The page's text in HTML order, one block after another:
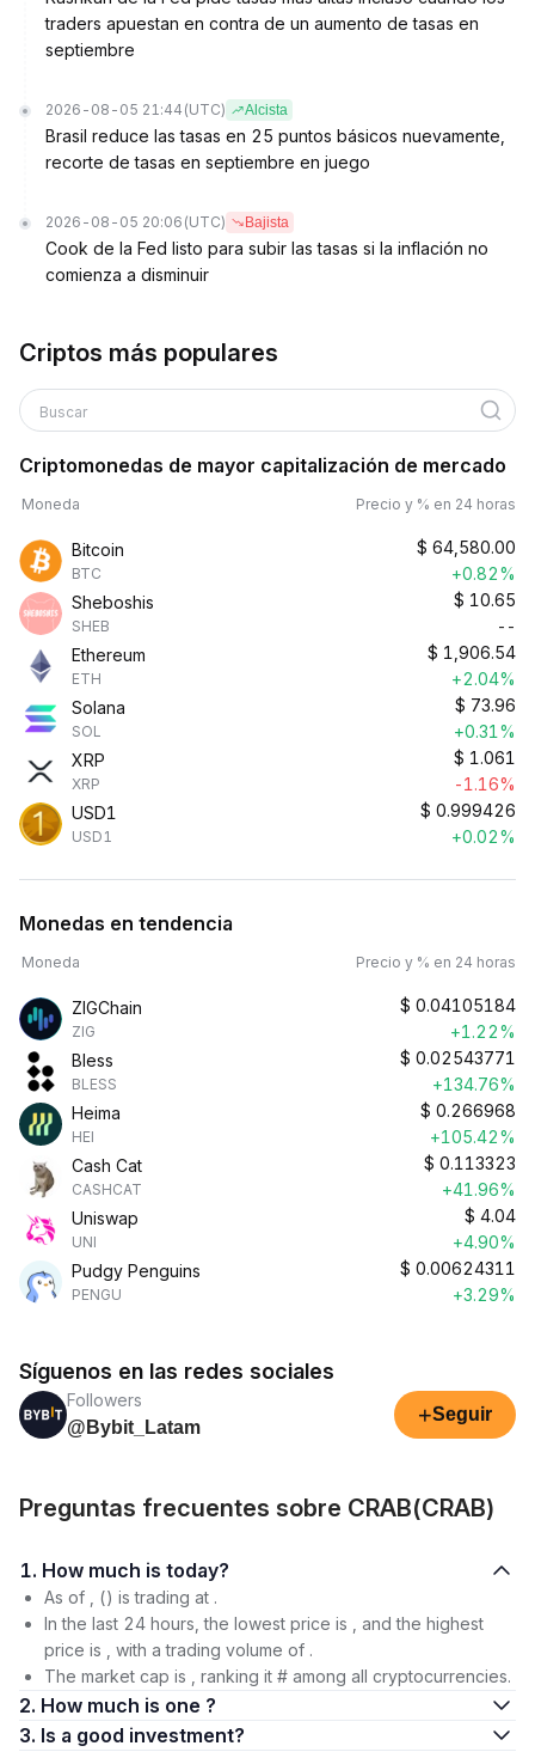
traders apuestan en contra de un aumento de tasas en
septiembre
2026-08-05 21:44 (UTC) Alcista
Brasil reduce las tasas en 25 puntos básicos nuevamente,
recorte de tasas en septiembre en juego
2026-08-05 20:06 (UTC) Bajista
Cook de la Fed listo para subir las tasas si la inflación no
comienza a disminuir
Criptos más populares
Buscar
Criptomonedas de mayor capitalización de mercado
Moneda Precio y % en 24 horas
Bitcoin
BTC
$ 64,580.00
+0.82%
Sheboshis
SHEB
$ 10.65
--
Ethereum
ETH
$ 1,906.54
+2.04%
Solana
SOL
$ 73.96
+0.31%
XRP
XRP
$ 1.061
-1.16%
USD1
USD1
$ 0.999426
+0.02%
Monedas en tendencia
Moneda Precio y % en 24 horas
ZIGChain
ZIG
$ 0.04105184
+1.22%
Bless
BLESS
$ 0.02543771
+134.76%
Heima
HEI
$ 0.266968
+105.42%
Cash Cat
CASHCAT
$ 0.113323
+41.96%
Uniswap
UNI
$ 4.04
+4.90%
Pudgy Penguins
PENGU
$ 0.00624311
+3.29%
Síguenos en las redes sociales
Followers
@Bybit_Latam
+Seguir
Preguntas frecuentes sobre CRAB(CRAB)
1. How much is today?
As of , () is trading at .
In the last 24 hours, the lowest price is , and the highest
price is , with a trading volume of .
The market cap is , ranking it # among all cryptocurrencies.
2. How much is one ?
3. Is a good investment?